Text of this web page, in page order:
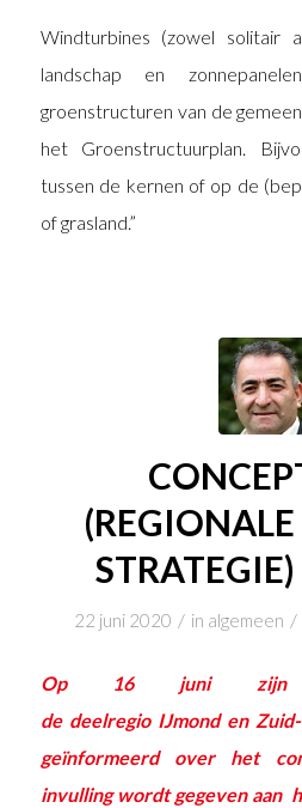
Windturbines (zowel solitair
landschap en
groenstructuren van de
het Groenstructuurplan.
tussen de kernen of op de
of grasland.”
(REGIONALE
STRATEGIE)
22 juni 2020 / in algemeen /
Op 16 juni zijn
de deelregio IJmond en
geïnformeerd over het
invulling wordt gegeven aan